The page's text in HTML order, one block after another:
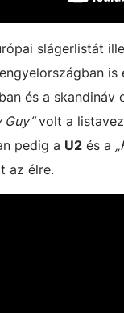
slágerlistát
is
és a skandináv
Guy”volt a
pedig a U2 és a
az élre.